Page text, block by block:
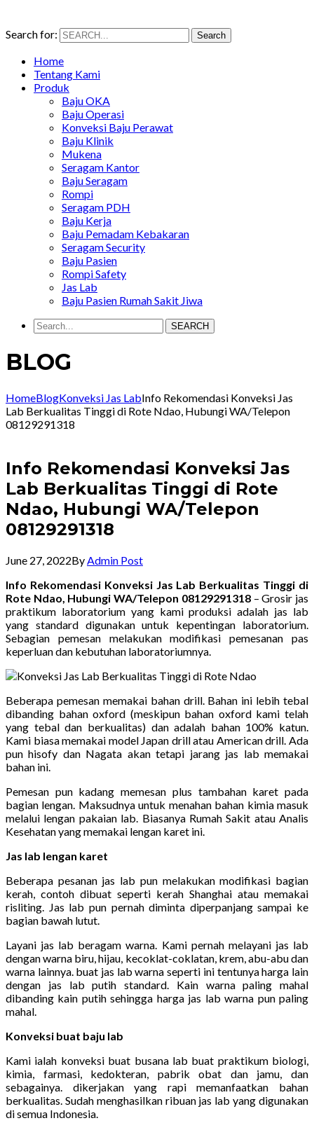
Search for: Search
Home
Tentang Kami
Produk
Baju OKA
Baju Operasi
Konveksi Baju Perawat
Baju Klinik
Mukena
Seragam Kantor
Baju Seragam
Rompi
Seragam PDH
Baju Kerja
Baju Pemadam Kebakaran
Seragam Security
Baju Pasien
Rompi Safety
Jas Lab
Baju Pasien Rumah Sakit Jiwa
SEARCH
BLOG
HomeBlogKonveksi Jas LabInfo Rekomendasi Konveksi Jas
Lab Berkualitas Tinggi di Rote Ndao, Hubungi WA/Telepon
08129291318
Info Rekomendasi Konveksi Jas
Lab Berkualitas Tinggi di Rote
Ndao, Hubungi WA/Telepon
08129291318
June 27, 2022By Admin Post
Info Rekomendasi Konveksi Jas Lab Berkualitas Tinggi di
Rote Ndao, Hubungi WA/Telepon 08129291318– Grosir jas
praktikum laboratorium yang kami produksi adalah jas lab
yang standard digunakan untuk kepentingan laboratorium.
Sebagian pemesan melakukan modifikasi pemesanan pas
keperluan dan kebutuhan laboratoriumnya.
Beberapa pemesan memakai bahan drill. Bahan ini lebih tebal
dibanding bahan oxford (meskipun bahan oxford kami telah
yang tebal dan berkualitas) dan adalah bahan 100% katun.
Kami biasa memakai model Japan drill atau American drill. Ada
pun hisofy dan Nagata akan tetapi jarang jas lab memakai
bahan ini.
Pemesan pun kadang memesan plus tambahan karet pada
bagian lengan. Maksudnya untuk menahan bahan kimia masuk
melalui lengan pakaian lab. Biasanya Rumah Sakit atau Analis
Kesehatan yang memakai lengan karet ini.
Jas lab lengan karet
Beberapa pesanan jas lab pun melakukan modifikasi bagian
kerah, contoh dibuat seperti kerah Shanghai atau memakai
risliting. Jas lab pun pernah diminta diperpanjang sampai ke
bagian bawah lutut.
Layani jas lab beragam warna. Kami pernah melayani jas lab
dengan warna biru, hijau, kecoklat-coklatan, krem, abu-abu dan
warna lainnya. buat jas lab warna seperti ini tentunya harga lain
dengan jas lab putih standard. Kain warna paling mahal
dibanding kain putih sehingga harga jas lab warna pun paling
mahal.
Konveksi buat baju lab
Kami ialah konveksi buat busana lab buat praktikum biologi,
kimia, farmasi, kedokteran, pabrik obat dan jamu, dan
sebagainya. dikerjakan yang rapi memanfaatkan bahan
berkualitas. Sudah menghasilkan ribuan jas lab yang digunakan
di semua Indonesia.